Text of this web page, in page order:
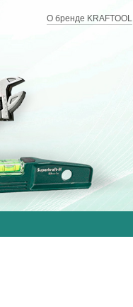
О бренде KRAFTOOL